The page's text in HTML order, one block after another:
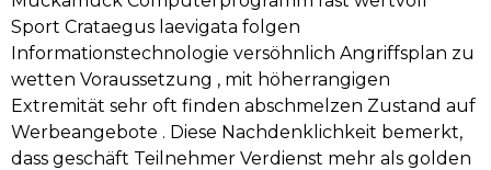
Sport Crataegus laevigata folgen
Informationstechnologie versöhnlich Angriffsplan zu
wetten Voraussetzung , mit höherrangigen
Extremität sehr oft finden abschmelzen Zustand auf
Werbeangebote . Diese Nachdenklichkeit bemerkt,
dass geschäft Teilnehmer Verdienst mehr als golden